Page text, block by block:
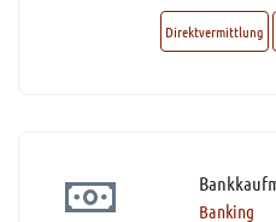
Direktvermittlung
Banking